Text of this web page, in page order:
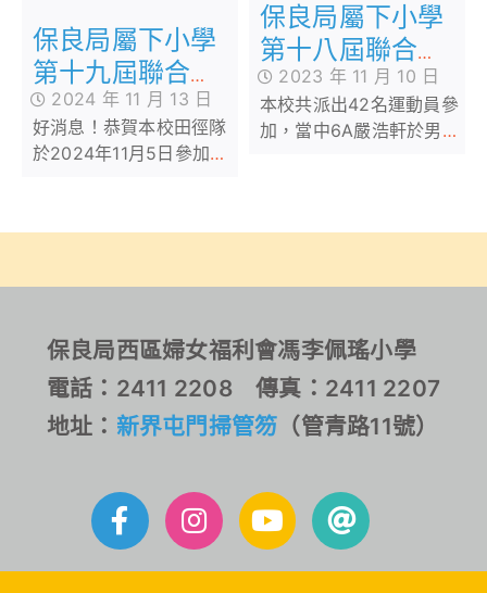
保良局屬下小學
第十九屆聯合運
動會
2024 年 11 月 13 日
好消息！恭賀本校田徑隊
於2024年11月5日參加保
軍及多項個人獎項。恭
保良局屬下小學
第十八屆聯合運
動會
2023 年 11 月 10 日
本校共派出42名運動員參
加，當中6A嚴浩軒於男子
保良局西區婦女福利會馮李佩瑤小學
電話：2411 2208 傳真：2411 2207
地址： 新界屯門掃管笏 （管青路11號）